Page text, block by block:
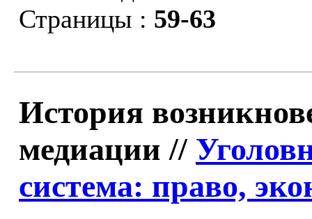
Страницы : 59-63
История
медиации //
система: право,